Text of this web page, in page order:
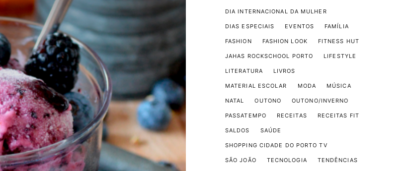
DIA INTERNACIONAL DA MULHER
DIAS ESPECIAIS EVENTOS FAMÍLIA
FASHION FASHION LOOK FITNESS HUT
JAHAS ROCKSCHOOL PORTO LIFESTYLE
LITERATURA LIVROS
MATERIAL ESCOLAR MODA MÚSICA
NATAL OUTONO OUTONO/INVERNO
PASSATEMPO RECEITAS RECEITAS FIT
SALDOS SAÚDE
SHOPPING CIDADE DO PORTO TV
SÃO JOÃO TECNOLOGIA TENDÊNCIAS